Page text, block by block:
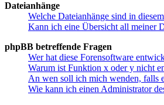
Dateianhänge
Welche Dateianhänge sind in
Kann ich eine Übersicht all meiner
phpBB betreffende Fragen
Wer hat diese Forensoftware
Warum ist Funktion x oder y nicht
An wen soll ich mich wenden, falls
Wie kann ich einen Administrator